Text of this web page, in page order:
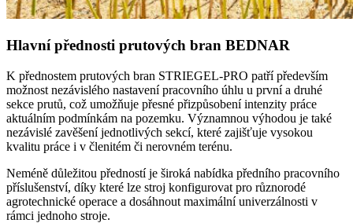
Hlavní přednosti prutových bran BEDNAR
K přednostem prutových bran STRIEGEL-PRO patří především
možnost nezávislého nastavení pracovního úhlu u první a druhé
sekce prutů, což umožňuje přesné přizpůsobení intenzity práce
aktuálním podmínkám na pozemku. Významnou výhodou je také
nezávislé zavěšení jednotlivých sekcí, které zajišťuje vysokou
kvalitu práce i v členitém či nerovném terénu.
Neméně důležitou předností je široká nabídka předního pracovního
příslušenství, díky které lze stroj konfigurovat pro různorodé
agrotechnické operace a dosáhnout maximální univerzálnosti v
rámci jednoho stroje.